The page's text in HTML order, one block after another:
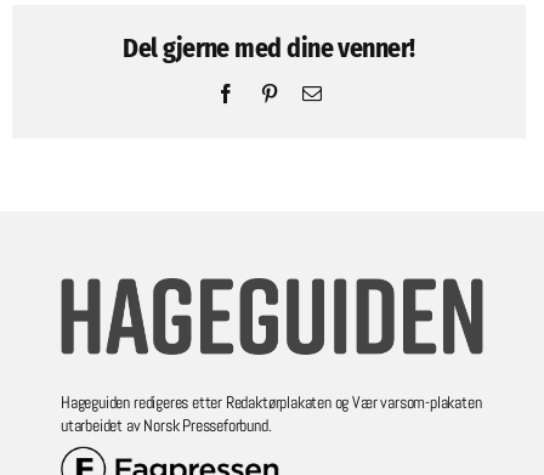
Del gjerne med dine venner!
Facebook
PinterestEmail
Hageguiden redigeres etter Redaktørplakaten og Vær varsom-plakaten
utarbeidet av Norsk Presseforbund.